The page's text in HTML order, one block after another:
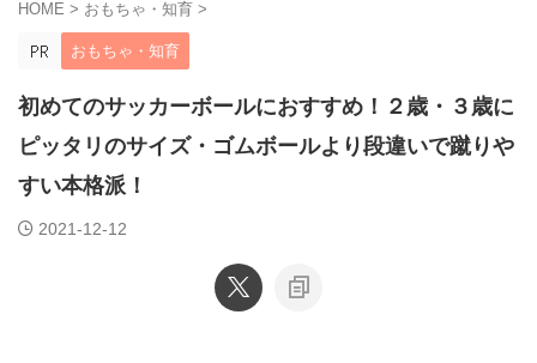
HOME > おもちゃ・知育 >
おもちゃ・知育
初めてのサッカーボールにおすすめ！２歳・３歳に
ピッタリのサイズ・ゴムボールより段違いで蹴りや
すい本格派！
2021-12-12